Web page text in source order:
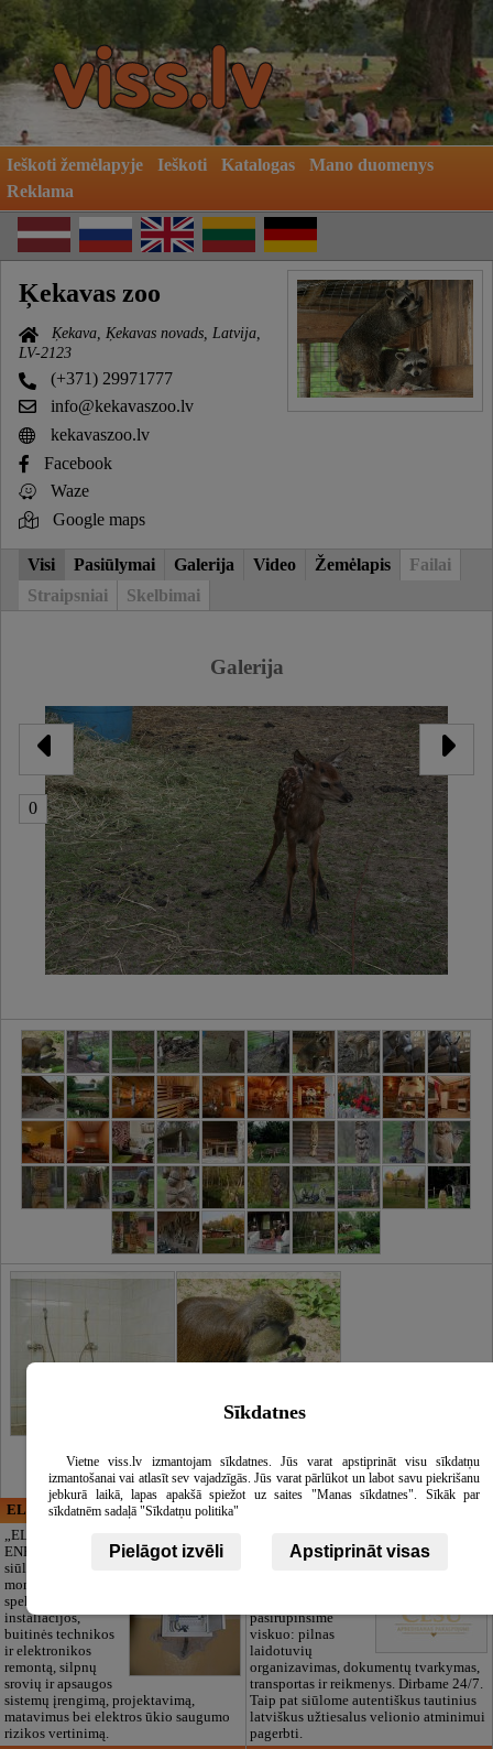
Ieškoti žemėlapyje Ieškoti Katalogas
Mano duomenys
Reklama
Ķekavas zoo
Ķekava, Ķekavas novads, Latvija,
LV-2123
(+371) 29971777
info@kekavaszoo.lv
kekavaszoo.lv
Facebook
Waze
Google maps
Visi Pasiūlymai Galerija Video Žemėlapis
Failai
Straipsniai
Skelbimai
Galerija
0
ELECTRIC ENERGY
„ELECTRIC
ENERGY Kandava“
siūlo pilną elektros
montavimo darbų
spektrą,
instaliacijos,
buitinės technikos
ir elektronikos
remontą, silpnų
srovių ir apsaugos
sistemų įrengimą, projektavimą,
matavimus bei elektros ūkio saugumo
rizikos vertinimą.
Pagarbus
pasirūpinsime
viskuo: pilnas
laidotuvių
organizavimas, dokumentų tvarkymas,
transportas ir reikmenys. Dirbame 24/7.
Taip pat siūlome autentiškus tautinius
latviškus užtiesalus velionio atminimui
pagerbti.
Sīkdatnes
Vietne viss.lv izmantojam sīkdatnes. Jūs varat apstiprināt visu sīkdatņu
izmantošanai vai atlasīt sev vajadzīgās. Jūs varat pārlūkot un labot savu piekrišanu
jebkurā laikā, lapas apakšā spiežot uz saites "Manas sīkdatnes". Sīkāk par
sīkdatnēm sadaļā "Sīkdatņu politika"
Pielāgot izvēli Apstiprināt visas